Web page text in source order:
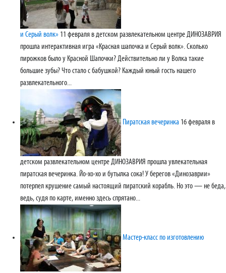
и Серый волк» 11 февраля в детском развлекательном центре ДИНОЗАВРИЯ
прошла интерактивная игра «Красная шапочка и Серый волк». Сколько
пирожков было у Красной Шапочки? Действительно ли у Волка такие
большие зубы? Что стало с бабушкой? Каждый юный гость нашего
развлекательного...
Пиратская вечеринка 16 февраля в
детском развлекательном центре ДИНОЗАВРИЯ прошла увлекательная
пиратская вечеринка. Йо-хо-хо и бутылка сока! У берегов «Динозаврии»
потерпел крушение самый настоящий пиратский корабль. Но это — не беда,
ведь, судя по карте, именно здесь спрятано...
Мастер-класс по изготовлению